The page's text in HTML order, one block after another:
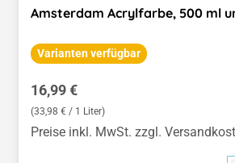
Amsterdam Acrylfarbe, 500 ml
Varianten verfügbar
Regulärer Preis:
16,99 €
(33,98 € / 1 Liter)
Preise inkl. MwSt. zzgl.